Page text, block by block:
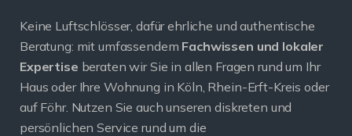
Keine Luftschlösser, dafür ehrliche und authentische
Beratung: mit umfassendem Fachwissen und lokaler
Expertise beraten wir Sie in allen Fragen rund um Ihr
Haus oder Ihre Wohnung in Köln, Rhein-Erft-Kreis oder
auf Föhr. Nutzen Sie auch unseren diskreten und
persönlichen Service rund um die